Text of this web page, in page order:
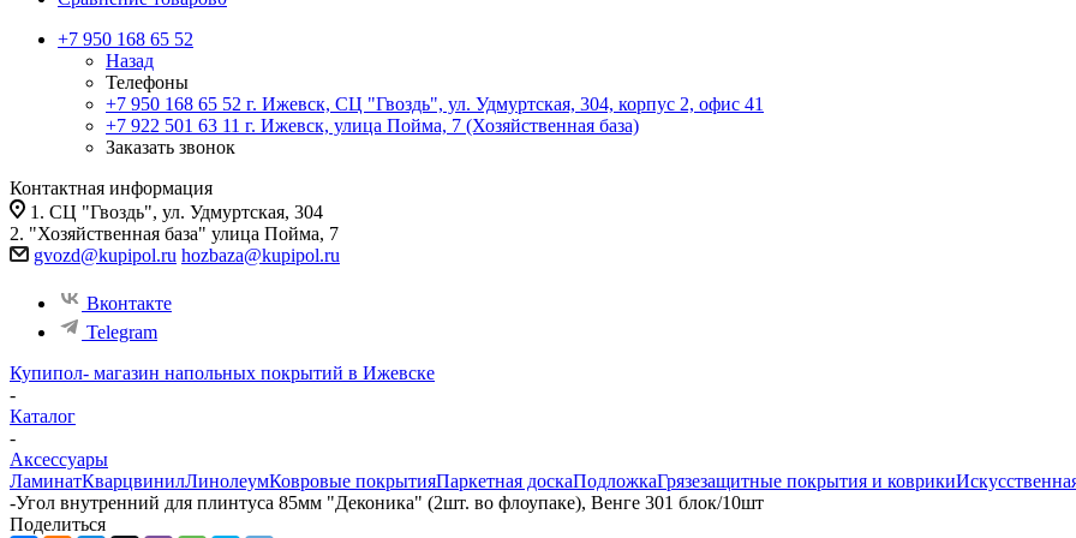
+7 950 168 65 52
Назад
Телефоны
+7 950 168 65 52 г. Ижевск, СЦ "Гвоздь", ул. Удмуртская, 304, корпус 2, офис 41
+7 922 501 63 11 г. Ижевск, улица Пойма, 7 (Хозяйственная база)
Заказать звонок
Контактная информация
1. СЦ "Гвоздь", ул. Удмуртская, 304
2. "Хозяйственная база" улица Пойма, 7
gvozd@kupipol.ru hozbaza@kupipol.ru
Вконтакте
Telegram
Купипол- магазин напольных покрытий в Ижевске
-
Каталог
-
Аксессуары
ЛаминатКварцвинилЛинолеумКовровые покрытияПаркетная доскаПодложкаГрязезащитные покрытия и коврики
-Угол внутренний для плинтуса 85мм "Деконика" (2шт. во флоупаке), Венге 301 блок/10шт
Поделиться